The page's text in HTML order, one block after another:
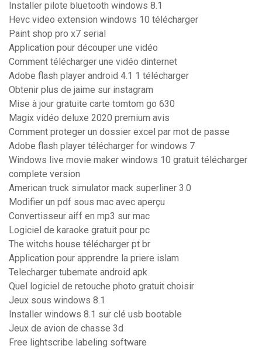
Installer pilote bluetooth windows 8.1
Hevc video extension windows 10 télécharger
Paint shop pro x7 serial
Application pour découper une vidéo
Comment télécharger une vidéo dinternet
Adobe flash player android 4.1 1 télécharger
Obtenir plus de jaime sur instagram
Mise à jour gratuite carte tomtom go 630
Magix vidéo deluxe 2020 premium avis
Comment proteger un dossier excel par mot de passe
Adobe flash player télécharger for windows 7
Windows live movie maker windows 10 gratuit télécharger
complete version
American truck simulator mack superliner 3.0
Modifier un pdf sous mac avec aperçu
Convertisseur aiff en mp3 sur mac
Logiciel de karaoke gratuit pour pc
The witchs house télécharger pt br
Application pour apprendre la priere islam
Telecharger tubemate android apk
Quel logiciel de retouche photo gratuit choisir
Jeux sous windows 8.1
Installer windows 8.1 sur clé usb bootable
Jeux de avion de chasse 3d
Free lightscribe labeling software